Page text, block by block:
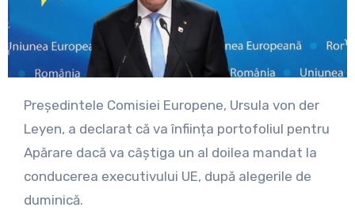
Președintele Comisiei Europene, Ursula von der
Leyen, a declarat că va înființa portofoliul pentru
Apărare dacă va câștiga un al doilea mandat la
conducerea executivului UE, după alegerile de
duminică.